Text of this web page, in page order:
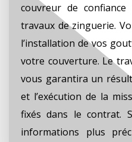
couvreur de
travaux de zinguerie.
l’installation de vos
votre couverture. Le
vous garantira un
et l’exécution de la
fixés dans le contrat.
informations plus